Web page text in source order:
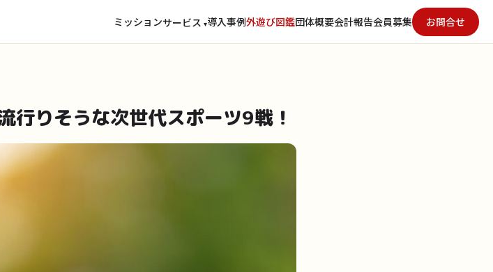
ミッションサービス ▾導入事例外遊び図鑑団体概要会計報告会員募集 お問合せ
行りそうな次世代スポーツ9戦！